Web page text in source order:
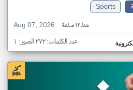
Sports
Aug 07, 2026
منذ ١٢ ساعة
عدد الكلمات: ٢٧٢ الصور: ١